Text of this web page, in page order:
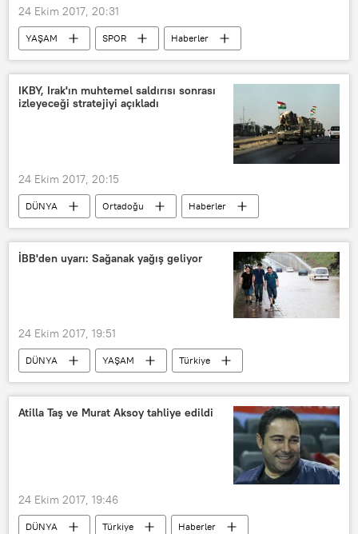
24 Ekim 2017, 20:31
YAŞAM SPOR
Haberler
TÜRKİYE
Caner Erkin
Beşiktaş
Profesyonel Futbol Disiplin Kurulu (PFDK)
IKBY, Irak'ın muhtemel saldırısı sonrası
izleyeceği stratejiyi açıkladı
24 Ekim 2017, 20:15
DÜNYA Ortadoğu
Haberler
POLİTİKA
Irak
Irak Kürt Bölgesel Yönetimi (IKBY)
İBB'den uyarı: Sağanak yağış geliyor
24 Ekim 2017, 19:51
DÜNYA YAŞAM
Türkiye
Haberler
Çevre
TÜRKİYE
İstanbul
Atilla Taş ve Murat Aksoy tahliye edildi
24 Ekim 2017, 19:46
DÜNYA Türkiye Haberler